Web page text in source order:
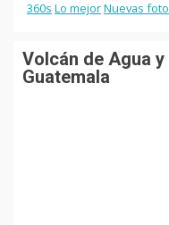
360s Lo mejorNuevas
Volcán de Agua
Guatemala